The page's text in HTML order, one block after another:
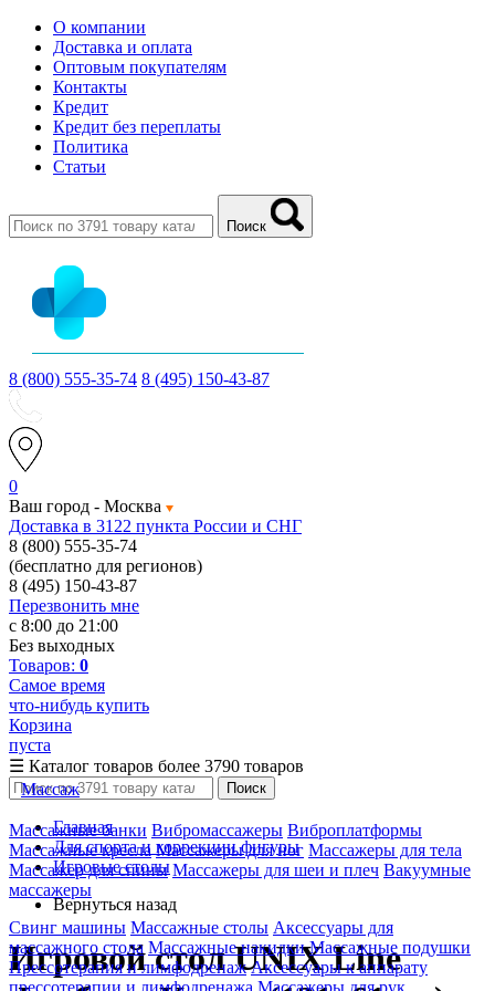
О компании
Доставка и оплата
Оптовым покупателям
Контакты
Кредит
Кредит без переплаты
Политика
Статьи
Поиск
8 (800) 555-35-74 8 (495) 150-43-87
0
Ваш город - Москва
Доставка в 3122 пункта России и СНГ
8 (800) 555-35-74
(бесплатно для регионов)
8 (495) 150-43-87
Перезвонить мне
с 8:00 до 21:00
Без выходных
Товаров: 0
Самое время
что-нибудь купить
Корзина
пуста
☰ Каталог товаров более 3790 товаров
Массаж
Массажные банки Вибромассажеры Виброплатформы
Массажные кресла Массажеры для ног Массажеры для тела
Массажер для спины Массажеры для шеи и плеч Вакуумные
массажеры
Свинг машины Массажные столы Аксессуары для
массажного стола Массажные накидки Массажные подушки
Прессотерапия и лимфодренаж Аксессуары к аппарату
прессотерапии и лимфодренажа Массажеры для рук
Поиск
Главная
Для спорта и коррекции фигуры
Игровые столы
Вернуться назад
Игровой стол UNIX Line